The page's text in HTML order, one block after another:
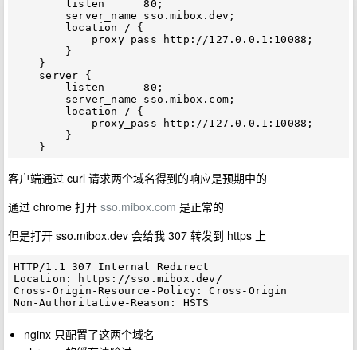
客户端通过 curl 请求两个域名得到的响应是预期中的
通过 chrome 打开 sso.mibox.com 是正常的
但是打开 sso.mibox.dev 会给我 307 转发到 https 上
HTTP/1.1 307 Internal Redirect
Location: https://sso.mibox.dev/
Cross-Origin-Resource-Policy: Cross-Origin
nginx 只配置了这两个域名